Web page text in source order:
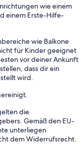
wie einem
einem Erste-Hilfe-
wie Balkone
für Kinder geeignet
vor deiner Ankunft
dass dir ein
wird.
die
Gemäß den EU-
unterliegen
dem Widerrufsrecht.